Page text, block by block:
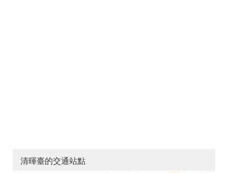
清暉臺的交通站點